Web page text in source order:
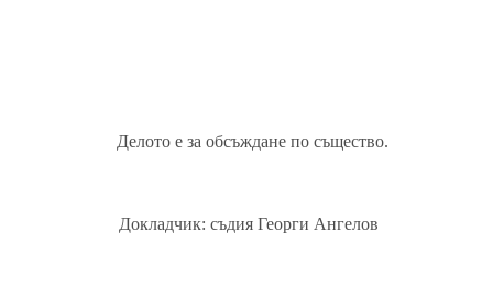
Делото е за обсъждане по същество.
Докладчик: съдия Георги Ангелов